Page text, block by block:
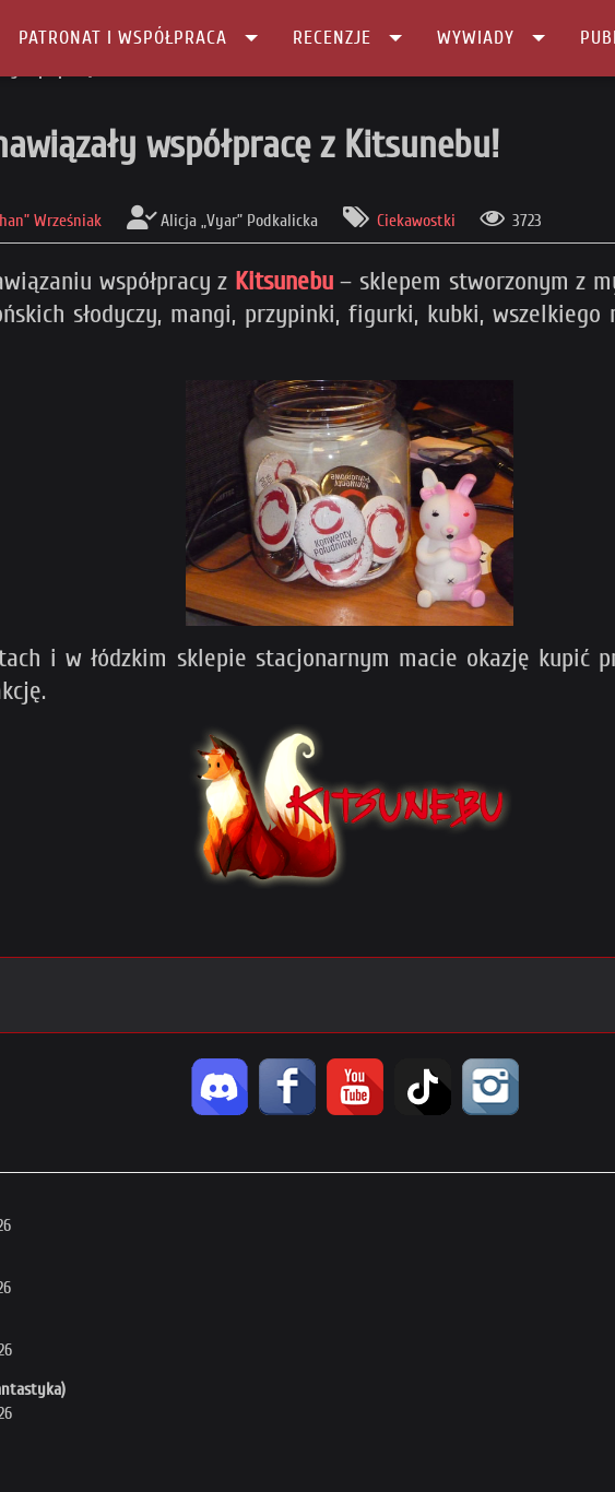
PATRONAT I WSPÓŁPRACA RECENZJE WYWIADY
współpracę z Kitsunebu!
Wrześniak Alicja „Vyar” Podkalicka Ciekawostki 3723
współpracy z Kitsunebu– sklepem stworzonym z
słodyczy, mangi, przypinki, figurki, kubki,
i w łódzkim sklepie stacjonarnym macie okazję kupić